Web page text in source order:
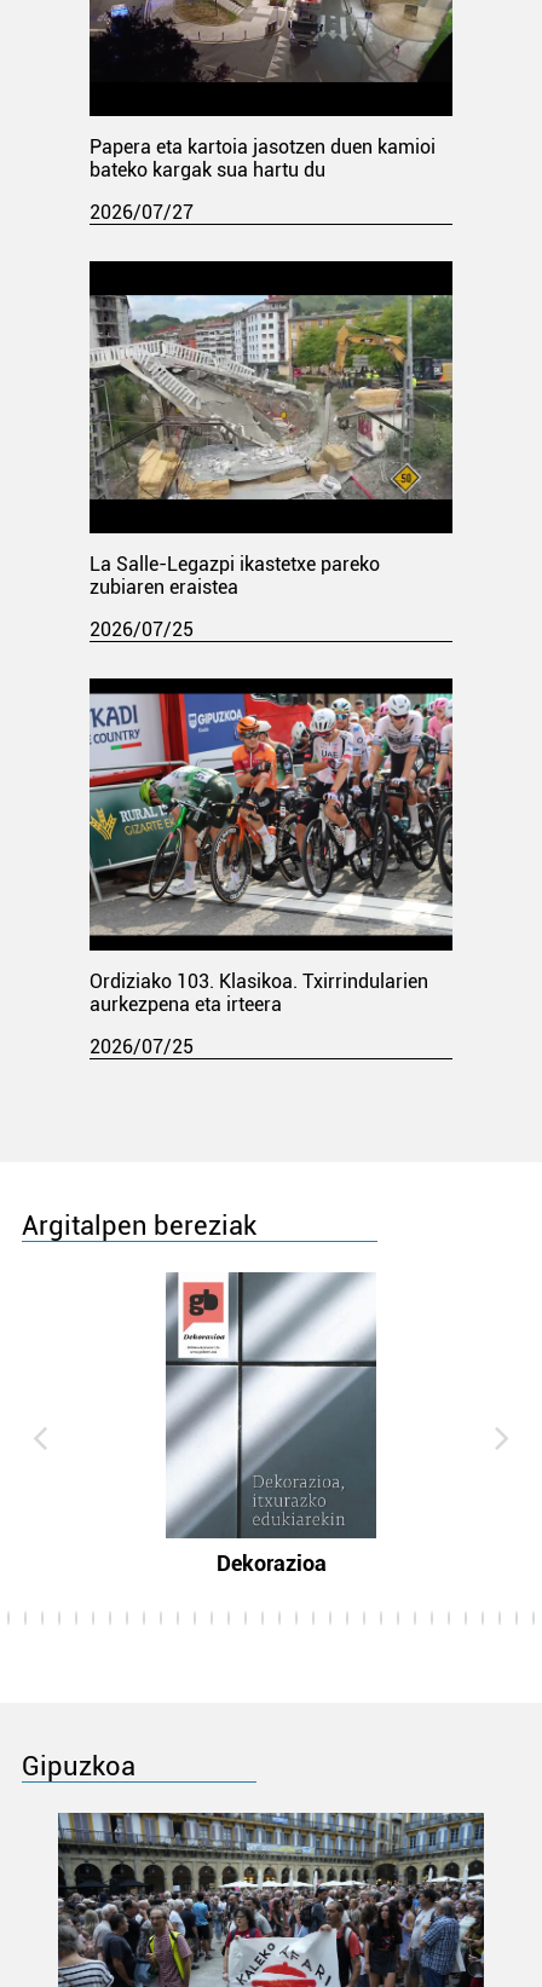
Papera eta kartoia jasotzen duen kamioi
bateko kargak sua hartu du
2026/07/27
La Salle-Legazpi ikastetxe pareko
zubiaren eraistea
2026/07/25
Ordiziako 103. Klasikoa. Txirrindularien
aurkezpena eta irteera
2026/07/25
Argitalpen bereziak
Dekorazioa
Gipuzkoa